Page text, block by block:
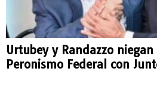
Urtubey y Randazzo
Peronismo Federal con